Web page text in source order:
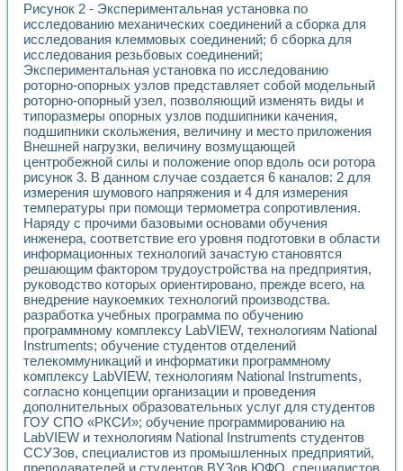
Рисунок 2 - Экспериментальная установка по
исследованию механических соединений а сборка для
исследования клеммовых соединений; б сборка для
исследования резьбовых соединений;
Экспериментальная установка по исследованию
роторно-опорных узлов представляет собой модельный
роторно-опорный узел, позволяющий изменять виды и
типоразмеры опорных узлов подшипники качения,
подшипники скольжения, величину и место приложения
Внешней нагрузки, величину возмущающей
центробежной силы и положение опор вдоль оси ротора
рисунок 3. В данном случае создается 6 каналов: 2 для
измерения шумового напряжения и 4 для измерения
температуры при помощи термометра сопротивления.
Наряду с прочими базовыми основами обучения
инженера, соответствие его уровня подготовки в области
информационных технологий зачастую становятся
решающим фактором трудоустройства на предприятия,
руководство которых ориентировано, прежде всего, на
внедрение наукоемких технологий производства.
разработка учебных программа по обучению
программному комплексу LabVIEW, технологиям National
Instruments; обучение студентов отделений
телекоммуникаций и информатики программному
комплексу LabVIEW, технологиям National Instruments,
согласно концепции организации и проведения
дополнительных образовательных услуг для студентов
ГОУ СПО «РКСИ»; обучение программированию на
LabVIEW и технологиям National Instruments студентов
ССУЗов, специалистов из промышленных предприятий,